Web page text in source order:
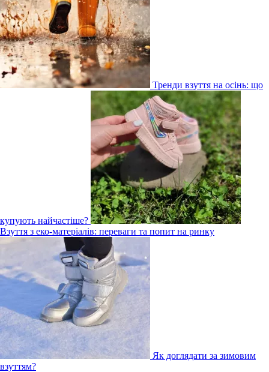
Тренди взуття на осінь: що
купують найчастіше?
Взуття з еко-матеріалів: переваги та попит на ринку
Як доглядати за зимовим
взуттям?